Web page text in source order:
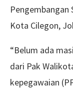
Pengembangan
Kota Cilegon,
“Belum ada
dari Pak
kepegawaian